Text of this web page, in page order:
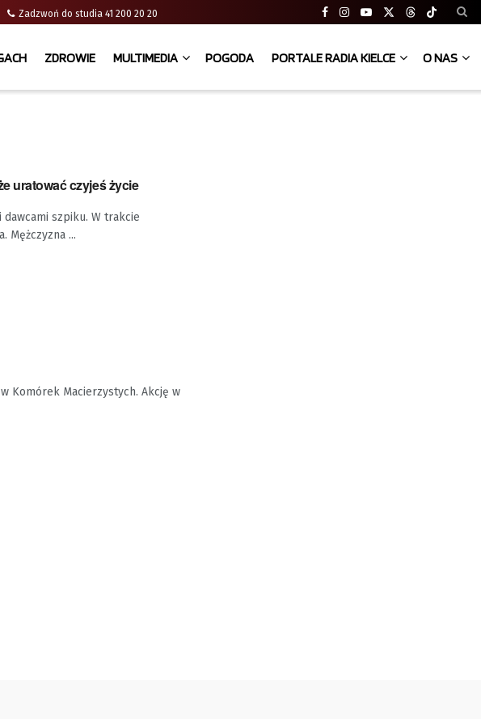
Zadzwoń do studia 41 200 20 20
ZDROWIE MULTIMEDIA POGODA PORTALE RADIA KIELCE O NAS
uratować czyjeś życie
szpiku. W trakcie
Mężczyzna ...
Komórek Macierzystych. Akcję w